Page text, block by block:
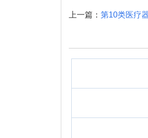
上一篇： 第10类医疗